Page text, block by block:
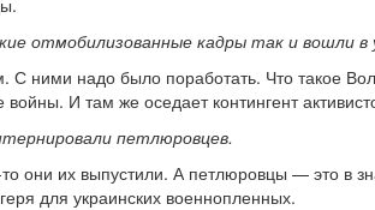
отмобилизованные кадры так и вошли
С ними надо было поработать. Что такое
войны. И там же оседает контингент
петлюровцев.
они их выпустили. А петлюровцы — это в
для украинских военнопленных.